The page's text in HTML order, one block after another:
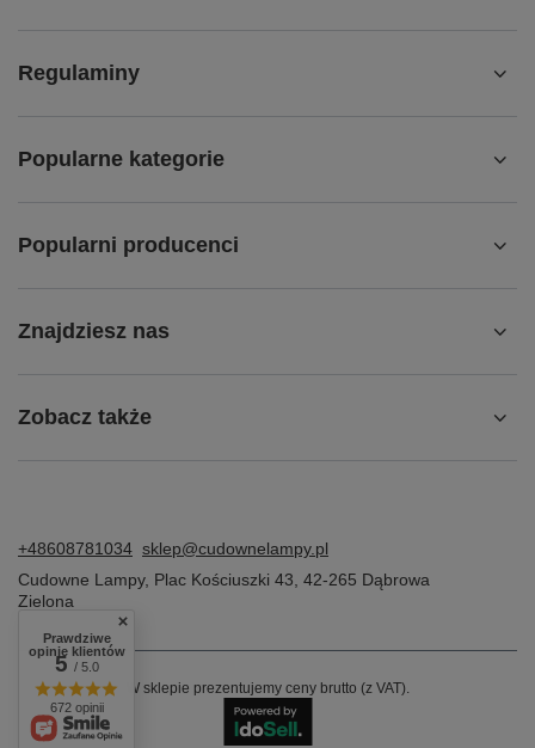
Regulaminy
Popularne kategorie
Popularni producenci
Znajdziesz nas
Zobacz także
+48608781034 sklep@cudownelampy.pl
Cudowne Lampy, Plac Kościuszki 43 42-265 Dąbrowa
Zielona
W sklepie prezentujemy ceny brutto (z VAT).
Prawdziwe
opinie klientów
5/ 5.0
672 opinii